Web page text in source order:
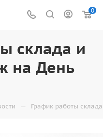
0
склада и
на День
— График работы